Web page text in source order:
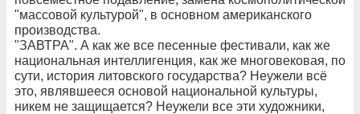
"массовой культурой", в основном американского
производства.
"ЗАВТРА". А как же все песенные фестивали, как же
национальная интеллигенция, как же многовековая, по
сути, история литовского государства? Неужели всё
это, являвшееся основой национальной культуры,
никем не защищается? Неужели все эти художники,